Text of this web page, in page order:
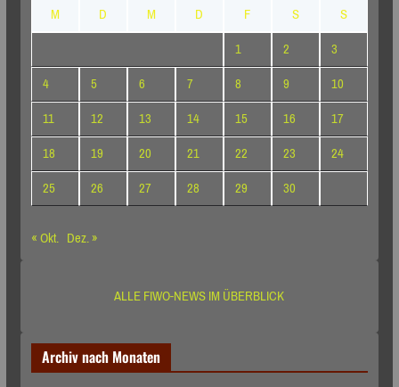
M
D M D F S
S
1
2
3
4
5 6 7 8 9
10
11
12 13 14 15 16
17
18
19 20 21 22 23
24
25
26 27 28 29
30
« Okt. Dez. »
ALLE FIWO-NEWS IM ÜBERBLICK
Archiv nach Monaten